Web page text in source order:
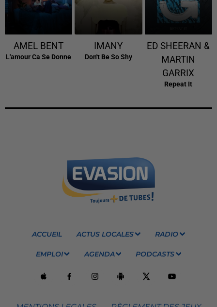
AMEL BENT
L'amour Ca Se Donne
IMANY
Don't Be So Shy
ED SHEERAN &
MARTIN
GARRIX
Repeat It
ACCUEIL ACTUS LOCALES RADIO
EMPLOI AGENDA PODCASTS